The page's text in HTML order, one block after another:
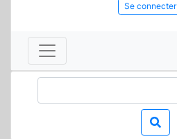
Se connecter